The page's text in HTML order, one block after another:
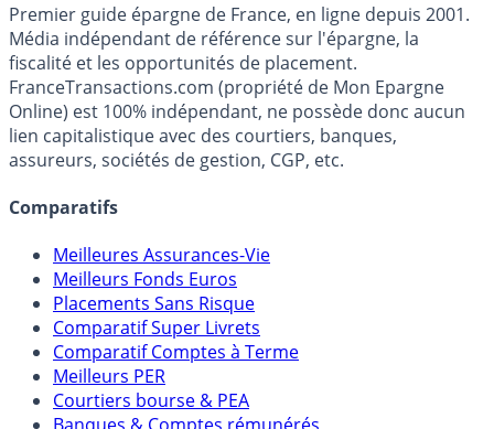
FranceTransactions.com
Premier guide épargne de France, en ligne depuis 2001.
Média indépendant de référence sur l'épargne, la
fiscalité et les opportunités de placement.
FranceTransactions.com (propriété de Mon Epargne
Online) est 100% indépendant, ne possède donc aucun
lien capitalistique avec des courtiers, banques,
Meilleures Assurances-Vie
Meilleurs Fonds Euros
Placements Sans Risque
Comparatif Super Livrets
Comparatif Comptes à Terme
Meilleurs PER